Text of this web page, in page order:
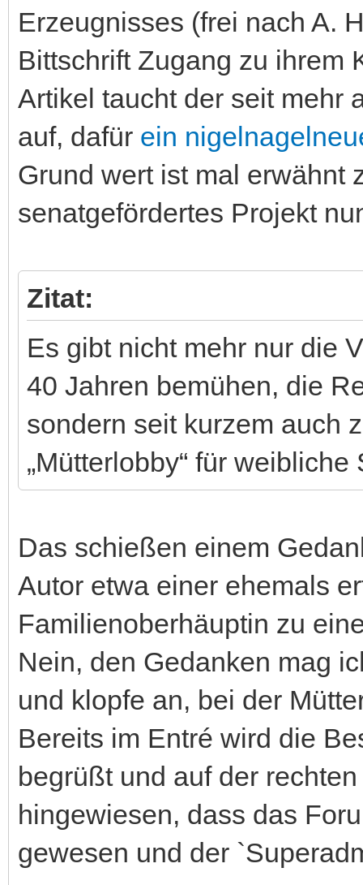
Erzeugnisses (frei nach A.
Bittschrift Zugang zu ihrem
Artikel taucht der seit mehr
auf, dafür ein
Grund wert ist mal erwähnt
senatgefördertes Projekt
Zitat:
Es gibt nicht mehr nur die
40 Jahren bemühen, die
sondern seit kurzem auch
„Mütterlobby“ für
Das schießen einem
Autor etwa einer ehemals
Familienoberhäuptin zu
Nein, den Gedanken mag
und klopfe an, bei der
Bereits im Entré wird die
begrüßt und auf der
hingewiesen, dass das
gewesen und der